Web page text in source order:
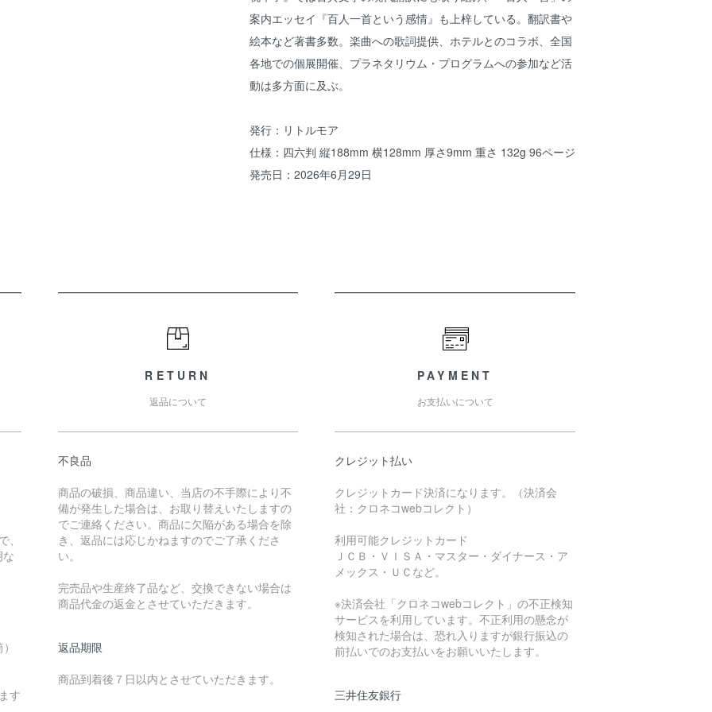
案内エッセイ『百人一首という感情』も上梓している。翻訳書や
絵本など著書多数。楽曲への歌詞提供、ホテルとのコラボ、全国
各地での個展開催、プラネタリウム・プログラムへの参加など活
動は多方面に及ぶ。
発行：リトルモア
仕様：四六判 縦188mm 横128mm 厚さ9mm 重さ 132g 96ページ
発売日：2026年6月29日
す
RETURN
返品について
不良品
商品の破損、商品違い、当店の不手際により不
備が発生した場合は、お取り替えいたしますの
でご連絡ください。商品に欠陥がある場合を除
き、返品には応じかねますのでご了承くださ
い。
完売品や生産終了品など、交換できない場合は
商品代金の返金とさせていただきます。
返品期限
商品到着後７日以内とさせていただきます。
PAYMENT
お支払いについて
クレジット払い
クレジットカード決済になります。（決済会
社：クロネコwebコレクト）
利用可能クレジットカード
ＪＣＢ・ＶＩＳＡ・マスター・ダイナース・ア
メックス・ＵＣなど。
※決済会社「クロネコwebコレクト」の不正検知
サービスを利用しています。不正利用の懸念が
検知された場合は、恐れ入りますが銀行振込の
前払いでのお支払いをお願いいたします。
三井住友銀行